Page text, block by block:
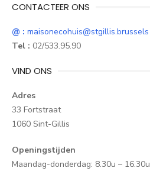
CONTACTEER ONS
@ : maisonecohuis@stgillis.brussels
Tel : 02/533.95.90
VIND ONS
Adres
33 Fortstraat
1060 Sint-Gillis
Openingstijden
Maandag-donderdag: 8.30u – 16.30u